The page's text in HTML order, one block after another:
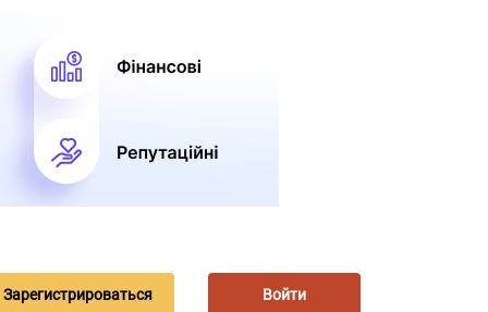
Зарегистрироваться Войти